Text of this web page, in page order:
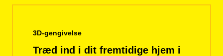
3D-gengivelse
Træd ind i dit fremtidige hjem i